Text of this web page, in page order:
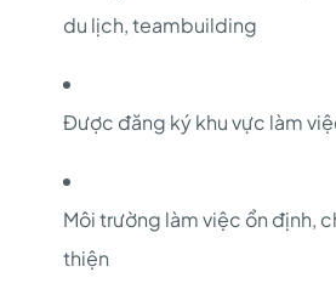
du lịch, teambuilding
Được đăng ký khu vực làm
Môi trường làm việc ổn định,
thiện